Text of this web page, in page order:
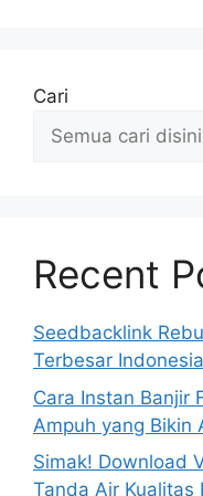
Cari
Recent
Seedbacklink
Terbesar
Cara Instan Banjir
Ampuh yang Bikin
Simak! Download
Tanda Air Kualitas